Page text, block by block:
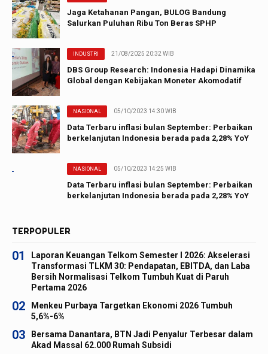
Jaga Ketahanan Pangan, BULOG Bandung
Salurkan Puluhan Ribu Ton Beras SPHP
INDUSTRI 21/08/2025 20:32 WIB
DBS Group Research: Indonesia Hadapi Dinamika
Global dengan Kebijakan Moneter Akomodatif
NASIONAL 05/10/2023 14:30 WIB
Data Terbaru inflasi bulan September: Perbaikan
berkelanjutan Indonesia berada pada 2,28% YoY
NASIONAL 05/10/2023 14:25 WIB
Data Terbaru inflasi bulan September: Perbaikan
berkelanjutan Indonesia berada pada 2,28% YoY
TERPOPULER
01
Laporan Keuangan Telkom Semester I 2026: Akselerasi
Transformasi TLKM 30: Pendapatan, EBITDA, dan Laba
Bersih Normalisasi Telkom Tumbuh Kuat di Paruh
Pertama 2026
02
Menkeu Purbaya Targetkan Ekonomi 2026 Tumbuh
5,6%-6%
03
Bersama Danantara, BTN Jadi Penyalur Terbesar dalam
Akad Massal 62.000 Rumah Subsidi